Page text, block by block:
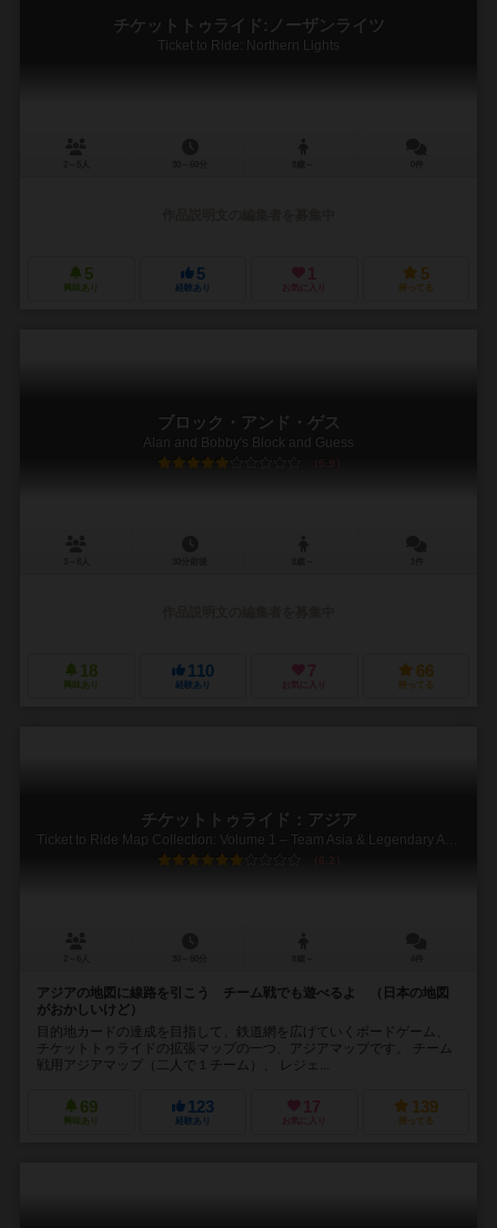
チケットトゥライド:ノーザンライツ
Ticket to Ride: Northern Lights
5
興味あり
5
経験あり
1
お気に入り
5
持ってる
ブロック・アンド・ゲス
Alan and Bobby's Block and Guess
5.9
18
興味あり
110
経験あり
7
お気に入り
66
持ってる
チケットトゥライド：アジア
6.2
アジアの地図に線路を引こう チーム戦でも遊べるよ （日本の地図
がおかしいけど）
目的地カードの達成を目指して、鉄道網を広げていくボードゲーム、
チケットトゥライドの拡張マップの一つ、アジアマップです。 チーム
戦用アジアマップ（二人で１チーム）、 レジェ...
69
興味あり
123
経験あり
17
お気に入り
139
持ってる